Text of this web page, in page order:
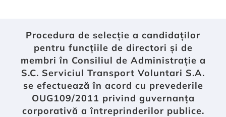
Procedura de selecție a candidaților
pentru funcțiile de directori și de
membri în Consiliul de Administrație a
S.C. Serviciul Transport Voluntari S.A.
se efectuează în acord cu prevederile
OUG109/2011 privind guvernanța
corporativă a întreprinderilor publice.